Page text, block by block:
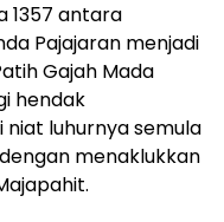
1357 antara
Pajajaran menjadi
Gajah Mada
hendak
luhurnya semula
menaklukkan